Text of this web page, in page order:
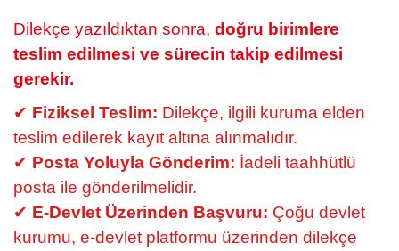
Dilekçe yazıldıktan sonra, doğru birimlere
teslim edilmesi ve sürecin takip edilmesi
gerekir.
✔ Fiziksel Teslim: Dilekçe, ilgili kuruma elden
teslim edilerek kayıt altına alınmalıdır.
✔ Posta Yoluyla Gönderim: İadeli taahhütlü
posta ile gönderilmelidir.
✔ E-Devlet Üzerinden Başvuru: Çoğu devlet
kurumu, e-devlet platformu üzerinden dilekçe